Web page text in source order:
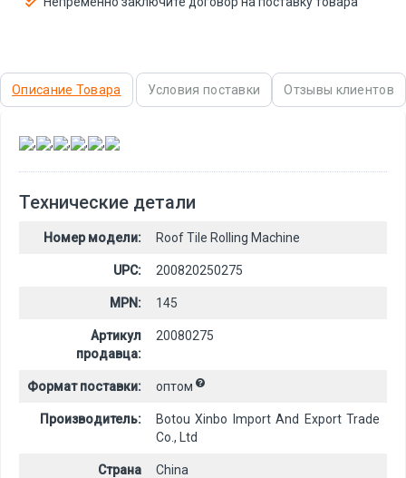
Описание Товара Условия поставки Отзывы клиентов
, , , , ,
Технические детали
Номер модели: Roof Tile Rolling Machine
UPC: 200820250275
MPN: 145
Артикул
продавца:
20080275
Формат поставки: оптом
Производитель:
Botou Xinbo Import And Export Trade
Co., Ltd
Страна
China